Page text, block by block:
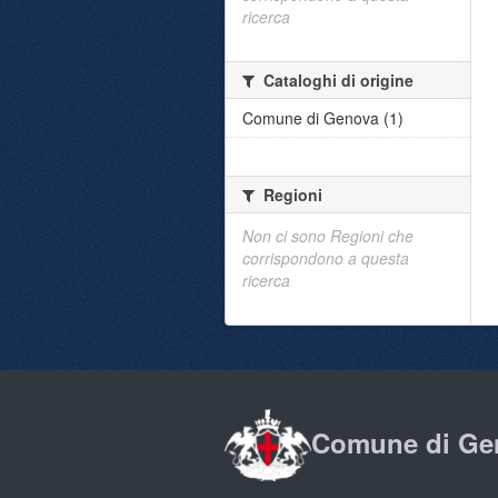
ricerca
Cataloghi di origine
Comune di Genova (1)
Regioni
Non ci sono Regioni che
corrispondono a questa
ricerca
Comune di